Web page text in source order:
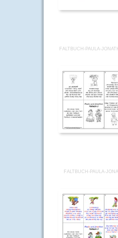
FALTBUCH-PAULA-
FALTBUCH-PAULA-